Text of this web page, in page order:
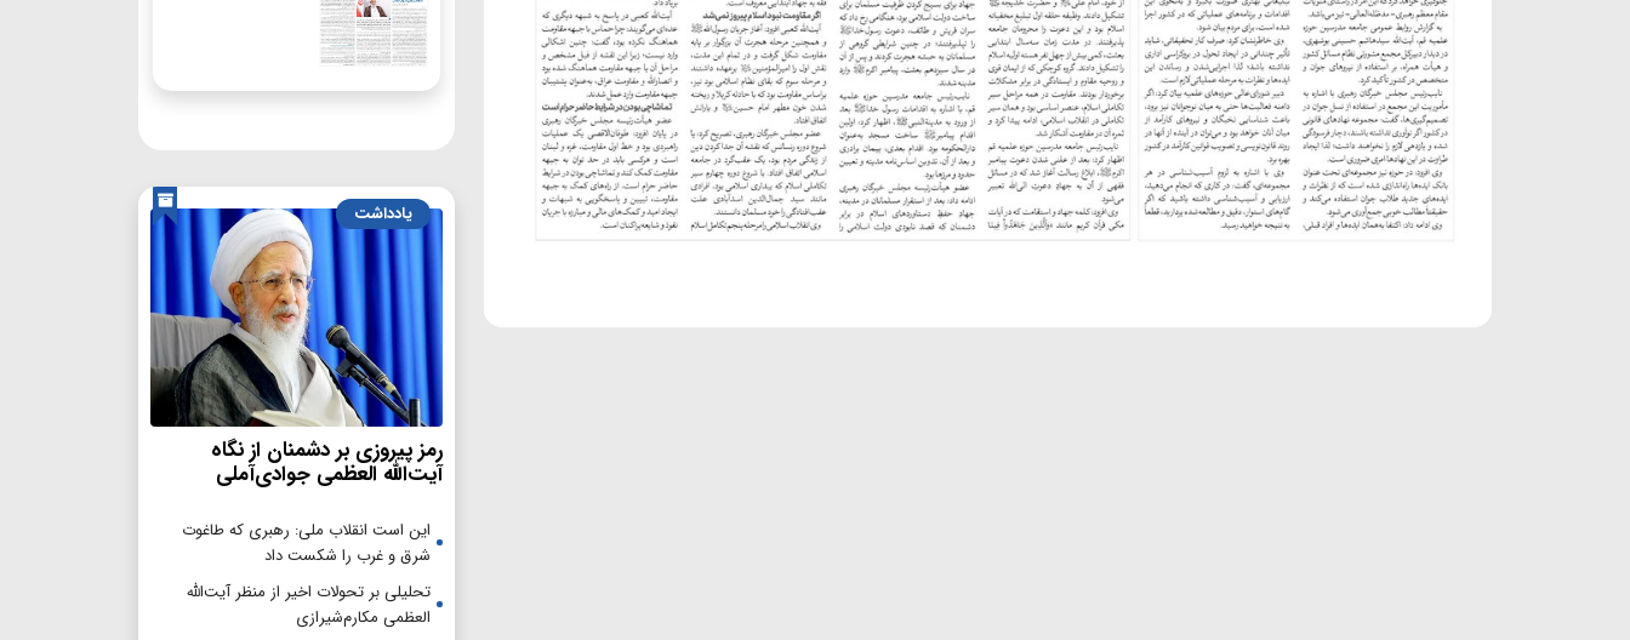
یادداشت
رمز پیروزی بر دشمنان از نگاه
آیت‌الله العظمی جوادی‌آملی
این است انقلاب ملی: رهبری که طاغوت
شرق و غرب را شکست داد
تحلیلی بر تحولات اخیر از منظر آیت‌الله
العظمی مکارم‌شیرازی